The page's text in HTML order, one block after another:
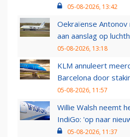
05-08-2026, 13:42
Oekraïense
aan aanslag op
05-08-2026, 13:18
KLM annuleert
Barcelona door
05-08-2026, 11:57
Willie Walsh neemt
IndiGo: 'op naar
05-08-2026, 11:37